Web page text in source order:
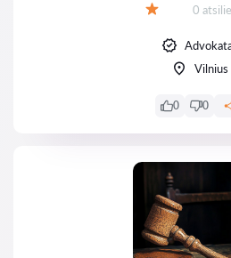
0
Vilnius
0 0